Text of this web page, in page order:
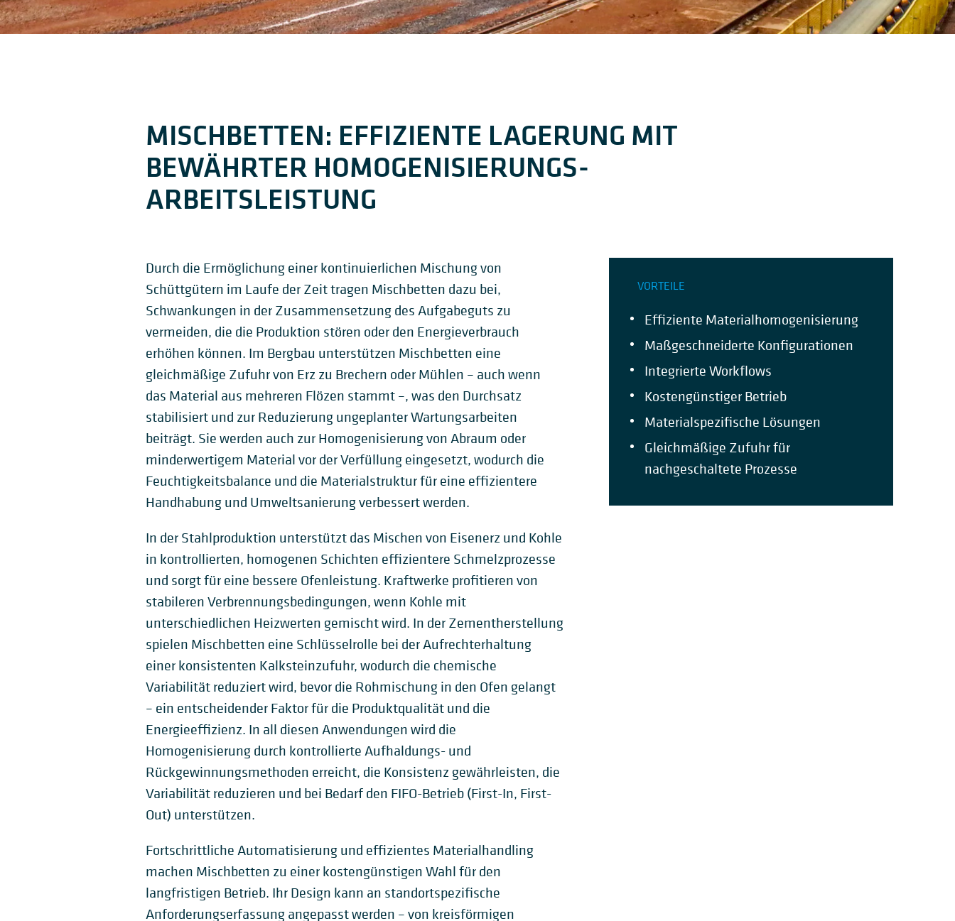
MISCHBETTEN: EFFIZIENTE LAGERUNG MIT
BEWÄHRTER HOMOGENISIERUNGS-
ARBEITSLEISTUNG
Durch die Ermöglichung einer kontinuierlichen Mischung von
Schüttgütern im Laufe der Zeit tragen Mischbetten dazu bei,
Schwankungen in der Zusammensetzung des Aufgabeguts zu
vermeiden, die die Produktion stören oder den Energieverbrauch
erhöhen können. Im Bergbau unterstützen Mischbetten eine
gleichmäßige Zufuhr von Erz zu Brechern oder Mühlen – auch wenn
das Material aus mehreren Flözen stammt –, was den Durchsatz
stabilisiert und zur Reduzierung ungeplanter Wartungsarbeiten
beiträgt. Sie werden auch zur Homogenisierung von Abraum oder
minderwertigem Material vor der Verfüllung eingesetzt, wodurch die
Feuchtigkeitsbalance und die Materialstruktur für eine effizientere
Handhabung und Umweltsanierung verbessert werden.
In der Stahlproduktion unterstützt das Mischen von Eisenerz und Kohle
in kontrollierten, homogenen Schichten effizientere Schmelzprozesse
und sorgt für eine bessere Ofenleistung. Kraftwerke profitieren von
stabileren Verbrennungsbedingungen, wenn Kohle mit
unterschiedlichen Heizwerten gemischt wird. In der Zementherstellung
spielen Mischbetten eine Schlüsselrolle bei der Aufrechterhaltung
einer konsistenten Kalksteinzufuhr, wodurch die chemische
Variabilität reduziert wird, bevor die Rohmischung in den Ofen gelangt
– ein entscheidender Faktor für die Produktqualität und die
Energieeffizienz. In all diesen Anwendungen wird die
Homogenisierung durch kontrollierte Aufhaldungs- und
Rückgewinnungsmethoden erreicht, die Konsistenz gewährleisten, die
Variabilität reduzieren und bei Bedarf den FIFO-Betrieb (First-In, First-
Out) unterstützen.
Fortschrittliche Automatisierung und effizientes Materialhandling
machen Mischbetten zu einer kostengünstigen Wahl für den
langfristigen Betrieb. Ihr Design kann an standortspezifische
Anforderungserfassung angepasst werden – von kreisförmigen
VORTEILE
Effiziente Materialhomogenisierung
Maßgeschneiderte Konfigurationen
Integrierte Workflows
Kostengünstiger Betrieb
Materialspezifische Lösungen
Gleichmäßige Zufuhr für
nachgeschaltete Prozesse